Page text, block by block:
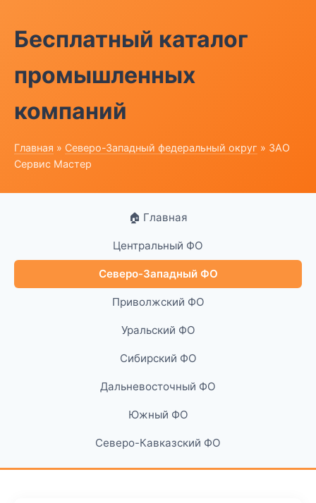
Бесплатный каталог
промышленных
компаний
Главная » Северо-Западный федеральный округ » ЗАО
Сервис Мастер
🏠 Главная
Центральный ФО
Северо-Западный ФО
Приволжский ФО
Уральский ФО
Сибирский ФО
Дальневосточный ФО
Южный ФО
Северо-Кавказский ФО